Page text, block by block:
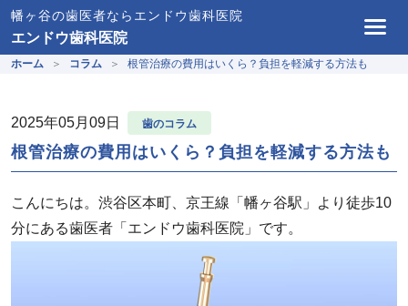
幡ヶ谷の歯医者ならエンドウ歯科医院
エンドウ歯科医院
ホーム コラム 根管治療の費用はいくら？負担を軽減する方法も
2025年05月09日 歯のコラム
根管治療の費用はいくら？負担を軽減する方法も
こんにちは。渋谷区本町、京王線「幡ヶ谷駅」より徒歩10
分にある歯医者「エンドウ歯科医院」です。